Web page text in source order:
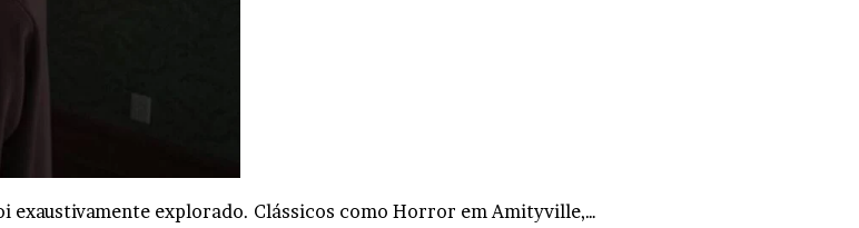
exaustivamente explorado. Clássicos como Horror em Amityville,…